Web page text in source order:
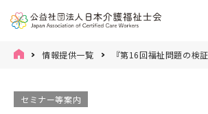
情報提供一覧 『第16回福祉問題の検
セミナー等案内